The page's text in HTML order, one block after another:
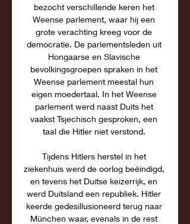
bezocht verschillende keren het
Weense parlement, waar hij een
grote verachting kreeg voor de
democratie. De parlementsleden uit
Hongaarse en Slavische
bevolkingsgroepen spraken in het
Weense parlement meestal hun
eigen moedertaal. In het Weense
parlement werd naast Duits het
vaakst Tsjechisch gesproken, een
taal die Hitler niet verstond.
Tijdens Hitlers herstel in het
ziekenhuis werd de oorlog beëindigd,
en tevens het Duitse keizerrijk, en
werd Duitsland een republiek. Hitler
keerde gedesillusioneerd terug naar
München waar, evenals in de rest